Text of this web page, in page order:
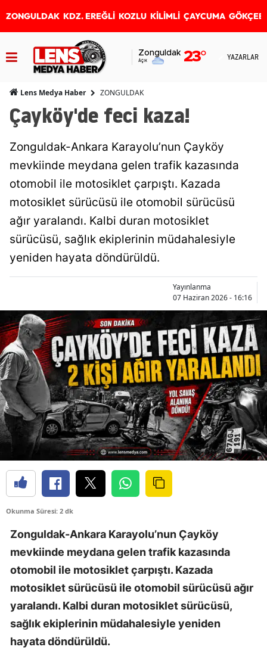
ZONGULDAK KDZ. EREĞLİ KOZLU KİLİMLİ ÇAYCUMA
Zonguldak
Açık 23° YAZARLAR
Lens Medya Haber ZONGULDAK
Çayköy'de feci kaza!
Zonguldak-Ankara Karayolu’nun Çayköy
mevkiinde meydana gelen trafik kazasında
otomobil ile motosiklet çarpıştı. Kazada
motosiklet sürücüsü ile otomobil sürücüsü
ağır yaralandı. Kalbi duran motosiklet
sürücüsü, sağlık ekiplerinin müdahalesiyle
yeniden hayata döndürüldü.
Yayınlanma
07 Haziran 2026 - 16:16
Okunma Süresi: 2 dk
Zonguldak-Ankara Karayolu’nun Çayköy
mevkiinde meydana gelen trafik kazasında
otomobil ile motosiklet çarpıştı. Kazada
motosiklet sürücüsü ile otomobil sürücüsü ağır
yaralandı. Kalbi duran motosiklet sürücüsü,
sağlık ekiplerinin müdahalesiyle yeniden
hayata döndürüldü.